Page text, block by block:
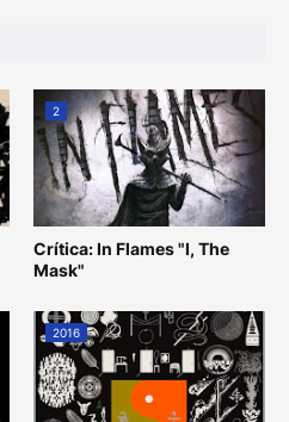
2
Crítica: In Flames "I, The
Mask"
2016